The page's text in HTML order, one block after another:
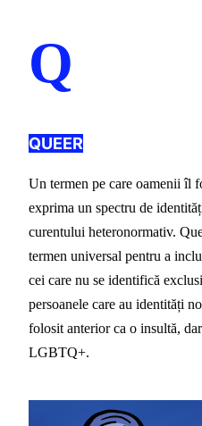
Q
QUEER
Un termen pe care oamenii îl
exprima un spectru de
curentului heteronormativ.
termen universal pentru a
cei care nu se identifică
persoanele care au identități
folosit anterior ca o insultă,
LGBTQ+.